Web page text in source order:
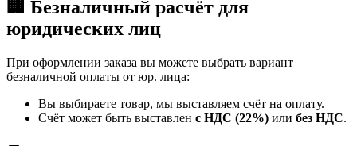
🏢 Безналичный расчёт для
юридических лиц
При оформлении заказа вы можете выбрать вариант
безналичной оплаты от юр. лица:
Вы выбираете товар, мы выставляем счёт на оплату.
Счёт может быть выставлен с НДС (22%) или без НДС.